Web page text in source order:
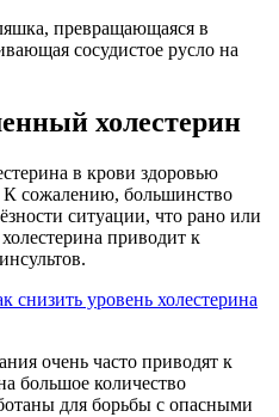
превращающаяся в
сосудистое русло на
холестерин
в крови здоровью
К сожалению, большинство
ситуации, что рано или
приводит к
снизить уровень холестерина
очень часто приводят к
большое количество
для борьбы с опасными